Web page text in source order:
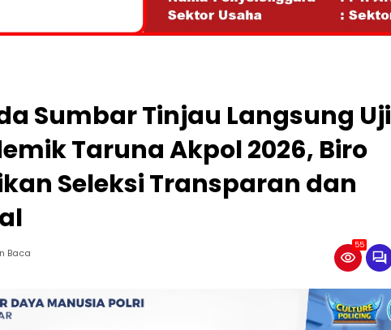
Sumbar Tinjau Langsung Uji
Taruna Akpol 2026, Biro
Seleksi Transparan dan
Baca
55